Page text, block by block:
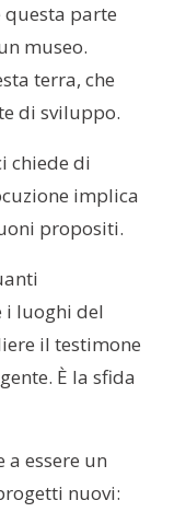
questa parte
museo.
terra, che
di sviluppo.
chiede di
implica
propositi.
i luoghi del
il testimone
È la sfida
a essere un
nuovi: